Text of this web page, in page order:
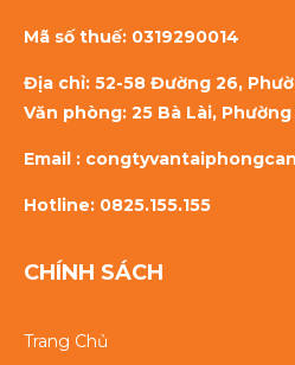
Mã số thuế: 0319290014
Địa chỉ: 52-58 Đường 26,
Văn phòng: 25 Bà Lài,
Email :
Hotline: 0825.155.155
CHÍNH SÁCH
Trang Chủ